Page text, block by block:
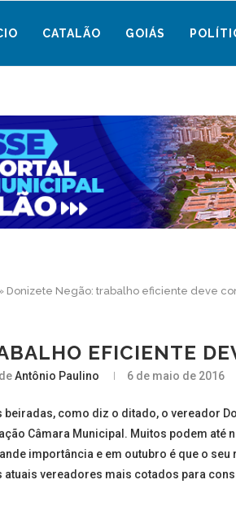
CATALÃO GOIÁS
Donizete Negão: trabalho eficiente deve
EFICIENTE
deAntônio Paulino 6 de maio de 2016
como diz o ditado, o vereador
Câmara Municipal. Muitos podem até
importância e em outubro é que o seu
atuais vereadores mais cotados para